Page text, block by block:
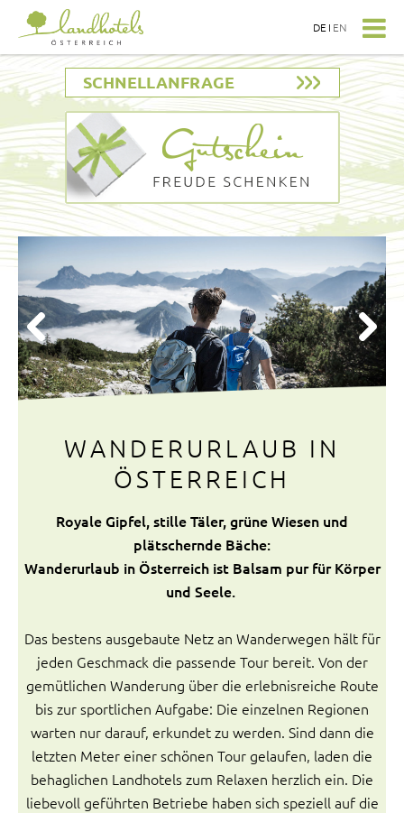
SCHNELLANFRAGE
WANDERURLAUB IN
ÖSTERREICH
Royale Gipfel, stille Täler, grüne Wiesen und
plätschernde Bäche:
Wanderurlaub in Österreich ist Balsam pur für Körper
und Seele.
Das bestens ausgebaute Netz an Wanderwegen hält für
jeden Geschmack die passende Tour bereit. Von der
gemütlichen Wanderung über die erlebnisreiche Route
bis zur sportlichen Aufgabe: Die einzelnen Regionen
warten nur darauf, erkundet zu werden. Sind dann die
letzten Meter einer schönen Tour gelaufen, laden die
behaglichen Landhotels zum Relaxen herzlich ein. Die
liebevoll geführten Betriebe haben sich speziell auf die
DE I EN